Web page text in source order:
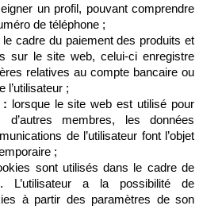
un profil, pouvant comprendre
de téléphone ;
le cadre du paiement des produits et
sur le site web, celui-ci enregistre
relatives au compte bancaire ou
l’utilisateur ;
:
lorsque le site web est utilisé pour
d’autres membres, les données
de l’utilisateur font l’objet
;
sont utilisés dans le cadre de
L’utilisateur a la possibilité de
à partir des paramètres de son